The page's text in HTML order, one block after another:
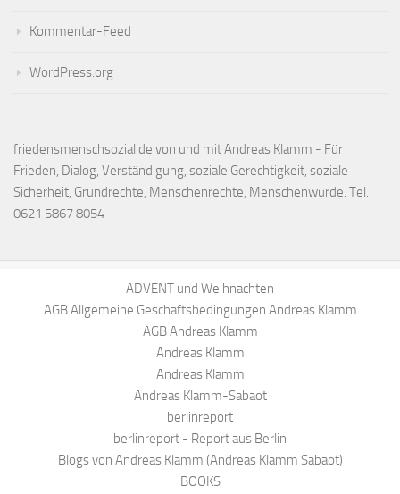
Kommentar-Feed
WordPress.org
friedensmenschsozial.de von und mit Andreas Klamm - Für
Frieden, Dialog, Verständigung, soziale Gerechtigkeit, soziale
Sicherheit, Grundrechte, Menschenrechte, Menschenwürde. Tel.
0621 5867 8054
ADVENT und Weihnachten
AGB Allgemeine Geschäftsbedingungen Andreas Klamm
AGB Andreas Klamm
Andreas Klamm
Andreas Klamm
Andreas Klamm-Sabaot
berlinreport
berlinreport - Report aus Berlin
Blogs von Andreas Klamm (Andreas Klamm Sabaot)
BOOKS